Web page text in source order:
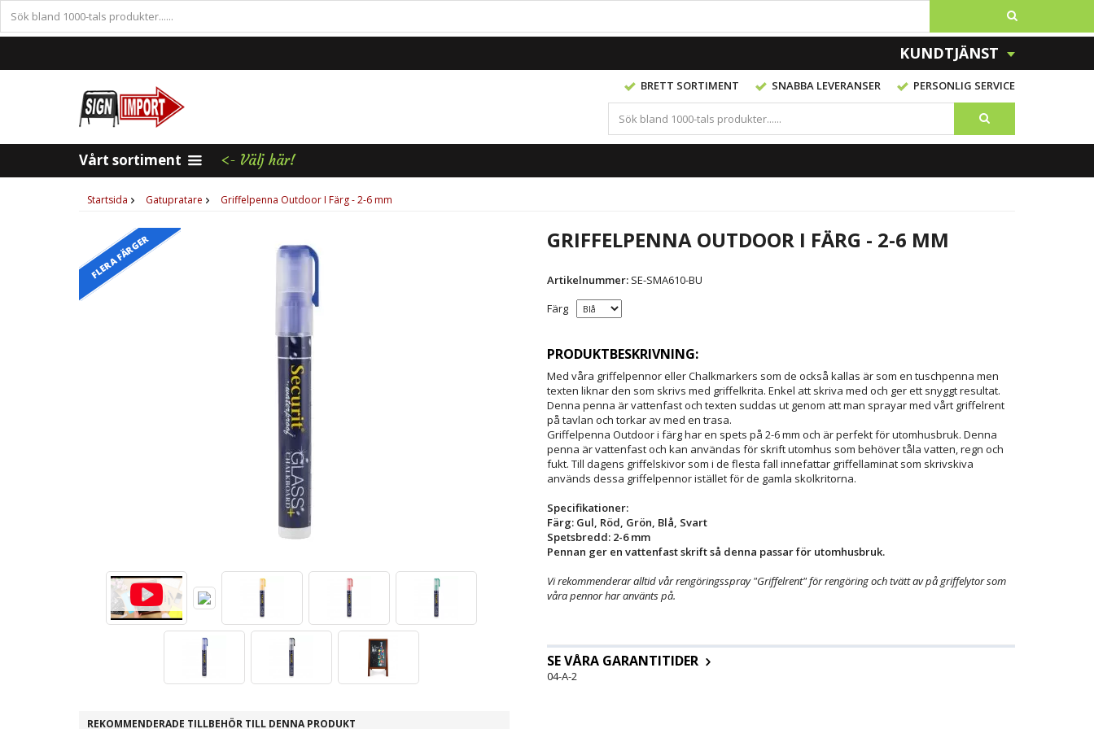
KUNDTJÄNST
BRETT SORTIMENT SNABBA LEVERANSER PERSONLIG SERVICE
Vårt sortiment <- Välj här!
Startsida Gatupratare Griffelpenna Outdoor I Färg - 2-6 mm
FLERA FÄRGER GRIFFELPENNA OUTDOOR I FÄRG - 2-6 MM
Artikelnummer: SE-SMA610-BU
Färg
PRODUKTBESKRIVNING:
Med våra griffelpennor eller Chalkmarkers som de också kallas är som en tuschpenna men
texten liknar den som skrivs med griffelkrita. Enkel att skriva med och ger ett snyggt resultat.
Denna penna är vattenfast och texten suddas ut genom att man sprayar med vårt griffelrent
på tavlan och torkar av med en trasa.
Griffelpenna Outdoor i färg har en spets på 2-6 mm och är perfekt för utomhusbruk. Denna
penna är vattenfast och kan användas för skrift utomhus som behöver tåla vatten, regn och
fukt. Till dagens griffelskivor som i de flesta fall innefattar griffellaminat som skrivskiva
används dessa griffelpennor istället för de gamla skolkritorna.
Specifikationer:
Färg: Gul, Röd, Grön, Blå, Svart
Spetsbredd: 2-6 mm
Pennan ger en vattenfast skrift så denna passar för utomhusbruk.
Vi rekommenderar alltid vår rengöringsspray "Griffelrent" för rengöring och tvätt av på griffelytor som
våra pennor har använts på.
SE VÅRA GARANTITIDER
04-A-2
REKOMMENDERADE TILLBEHÖR TILL DENNA PRODUKT